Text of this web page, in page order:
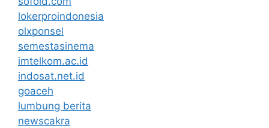
lokerproindonesia
olxponsel
semestasinema
imtelkom.ac.id
indosat.net.id
goaceh
lumbung berita
newscakra